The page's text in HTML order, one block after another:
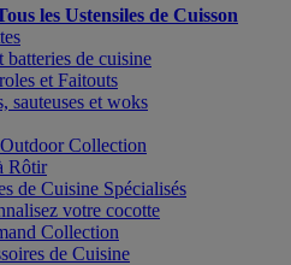
les Ustensiles de Cuisson
batteries de cuisine
et Faitouts
sauteuses et woks
Collection
Rôtir
de Cuisine Spécialisés
votre cocotte
Collection
de Cuisine